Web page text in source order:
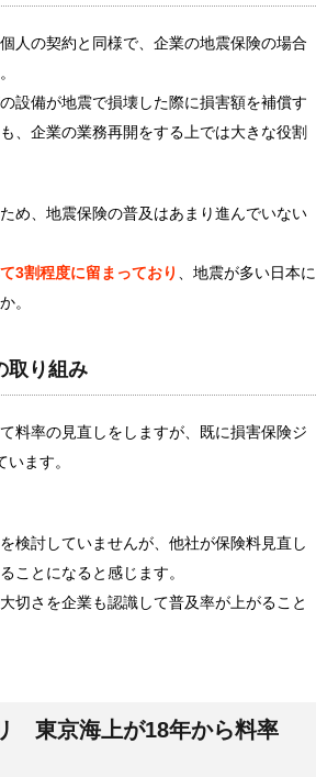
人の契約と同様で、企業の地震保険の場合
設備が地震で損壊した際に損害額を補償す
、企業の業務再開をする上では大きな役割
め、地震保険の普及はあまり進んでいない
3割程度に留まっており
、地震が多い日本に
。
取り組み
料率の見直しをしますが、既に損害保険ジ
ます。
検討していませんが、他社が保険料見直し
ことになると感じます。
切さを企業も認識して普及率が上がること
東京海上が18年から料率